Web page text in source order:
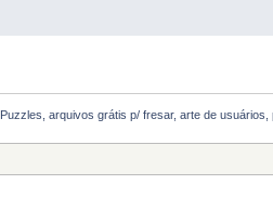
Puzzles, arquivos grátis p/ fresar, arte de usuários,